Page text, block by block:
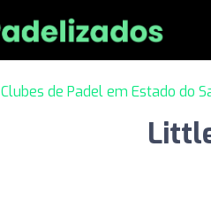
Clubes de Padel em Estado do